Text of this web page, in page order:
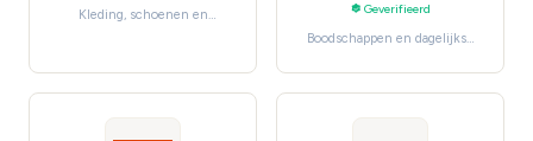
Kleding, schoenen en
Geverifieerd
Boodschappen en dagelijkse
Staples